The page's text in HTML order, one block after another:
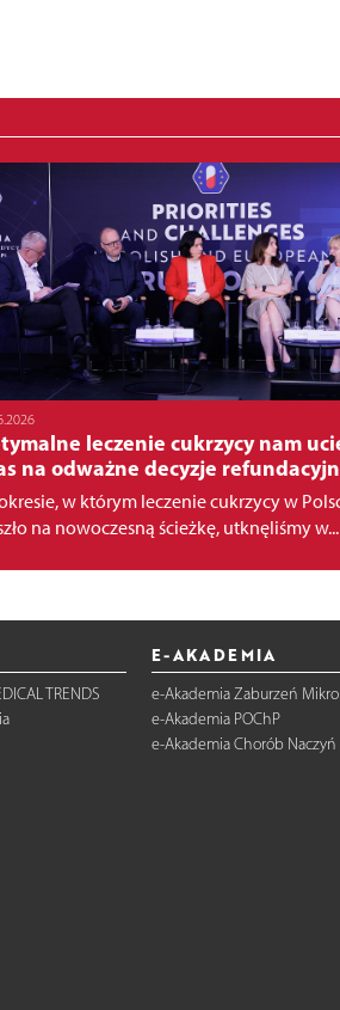
leczenie cukrzycy nam
na odważne decyzje
w którym leczenie cukrzycy w
na nowoczesną ścieżkę, utknęliśmy w...
TRENDS
E-AKADEMIA
e-Akademia Zaburzeń
e-Akademia POChP
e-Akademia Chorób Naczyń